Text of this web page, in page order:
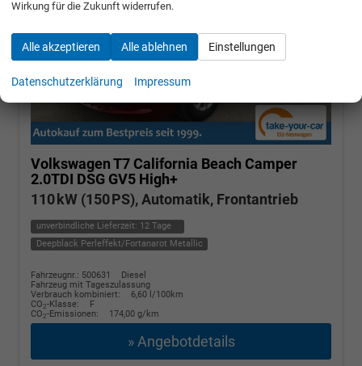
Volkswagen T7 California Beach Camper
2.0TDI DSG GV5 High+
110 kW (150 PS), Automatik, Frontantrieb
unverbindliche Lieferzeit: 12 Tage
Deepblack Perleffekt/Fortanarot Metallic
Fahrzeugnr.: 500631
Diesel
Fahrzeug mit Tageszulassung
Verbrauch kombiniert:
6,60 l/100km
CO2-Klasse:
F
CO2-Emissionen: 174,00 g/km
» Angebotdetails
Wirkung für die Zukunft widerrufen.
Alle akzeptieren Alle ablehnen Einstellungen
Datenschutzerklärung Impressum